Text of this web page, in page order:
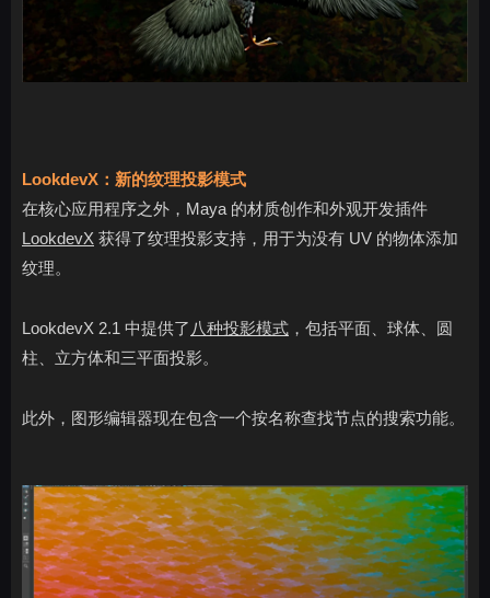
LookdevX：新的纹理投影模式
在核心应用程序之外，Maya 的材质创作和外观开发插件
LookdevX 获得了纹理投影支持，用于为没有 UV 的物体添加
纹理。
LookdevX 2.1 中提供了 八种投影模式 ，包括平面、球体、圆
柱、立方体和三平面投影。
此外，图形编辑器现在包含一个按名称查找节点的搜索功能。